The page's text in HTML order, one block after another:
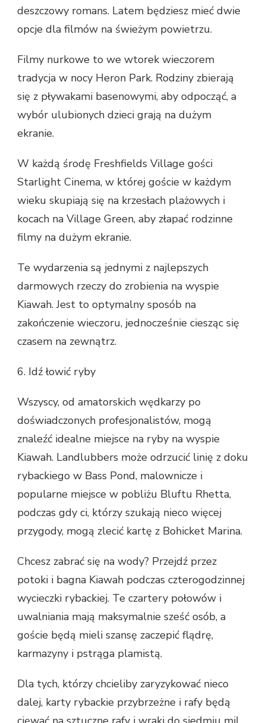
deszczowy romans. Latem będziesz mieć dwie
opcje dla filmów na świeżym powietrzu.
Filmy nurkowe to we wtorek wieczorem
tradycja w nocy Heron Park. Rodziny zbierają
się z pływakami basenowymi, aby odpocząć, a
wybór ulubionych dzieci grają na dużym
ekranie.
W każdą środę Freshfields Village gości
Starlight Cinema, w której goście w każdym
wieku skupiają się na krzesłach plażowych i
kocach na Village Green, aby złapać rodzinne
filmy na dużym ekranie.
Te wydarzenia są jednymi z najlepszych
darmowych rzeczy do zrobienia na wyspie
Kiawah. Jest to optymalny sposób na
zakończenie wieczoru, jednocześnie ciesząc się
czasem na zewnątrz.
6. Idź łowić ryby
Wszyscy, od amatorskich wędkarzy po
doświadczonych profesjonalistów, mogą
znaleźć idealne miejsce na ryby na wyspie
Kiawah. Landlubbers może odrzucić linię z doku
rybackiego w Bass Pond, malownicze i
popularne miejsce w pobliżu Bluftu Rhetta,
podczas gdy ci, którzy szukają nieco więcej
przygody, mogą zlecić kartę z Bohicket Marina.
Chcesz zabrać się na wody? Przejdź przez
potoki i bagna Kiawah podczas czterogodzinnej
wycieczki rybackiej. Te czartery połowów i
uwalniania mają maksymalnie sześć osób, a
goście będą mieli szansę zaczepić flądrę,
karmazyny i pstrąga plamistą.
Dla tych, którzy chcieliby zaryzykować nieco
dalej, karty rybackie przybrzeżne i rafy będą